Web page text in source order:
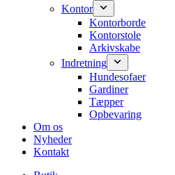
Kontor
Kontorborde
Kontorstole
Arkivskabe
Indretning
Hundesofaer
Gardiner
Tæpper
Opbevaring
Om os
Nyheder
Kontakt